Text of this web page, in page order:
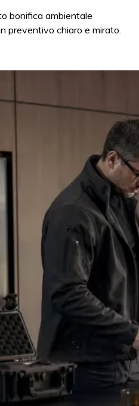
bonifica ambientale
preventivo chiaro e mirato.